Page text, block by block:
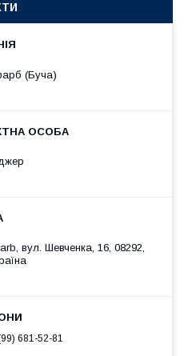
(Буча)
вул. Шевченка, 16, 08292,
681-52-81